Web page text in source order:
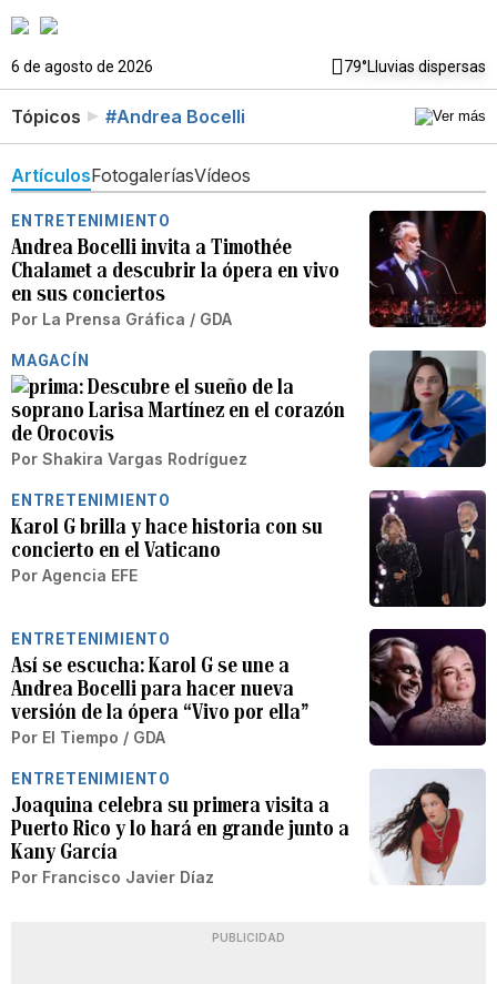
6 de agosto de 2026 79°Lluvias dispersas
Tópicos #Andrea Bocelli
ArtículosFotogaleríasVídeos
ENTRETENIMIENTO
Andrea Bocelli invita a Timothée
Chalamet a descubrir la ópera en vivo
en sus conciertos
Por La Prensa Gráfica / GDA
MAGACÍN
Descubre el sueño de la
soprano Larisa Martínez en el corazón
de Orocovis
Por Shakira Vargas Rodríguez
ENTRETENIMIENTO
Karol G brilla y hace historia con su
concierto en el Vaticano
Por Agencia EFE
ENTRETENIMIENTO
Así se escucha: Karol G se une a
Andrea Bocelli para hacer nueva
versión de la ópera “Vivo por ella”
Por El Tiempo / GDA
ENTRETENIMIENTO
Joaquina celebra su primera visita a
Puerto Rico y lo hará en grande junto a
Kany García
Por Francisco Javier Díaz
PUBLICIDAD